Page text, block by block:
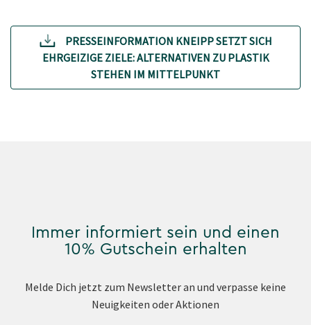
PRESSEINFORMATION KNEIPP SETZT SICH
EHRGEIZIGE ZIELE: ALTERNATIVEN ZU PLASTIK
STEHEN IM MITTELPUNKT
Immer informiert sein und einen
10% Gutschein erhalten
Melde Dich jetzt zum Newsletter an und verpasse keine
Neuigkeiten oder Aktionen